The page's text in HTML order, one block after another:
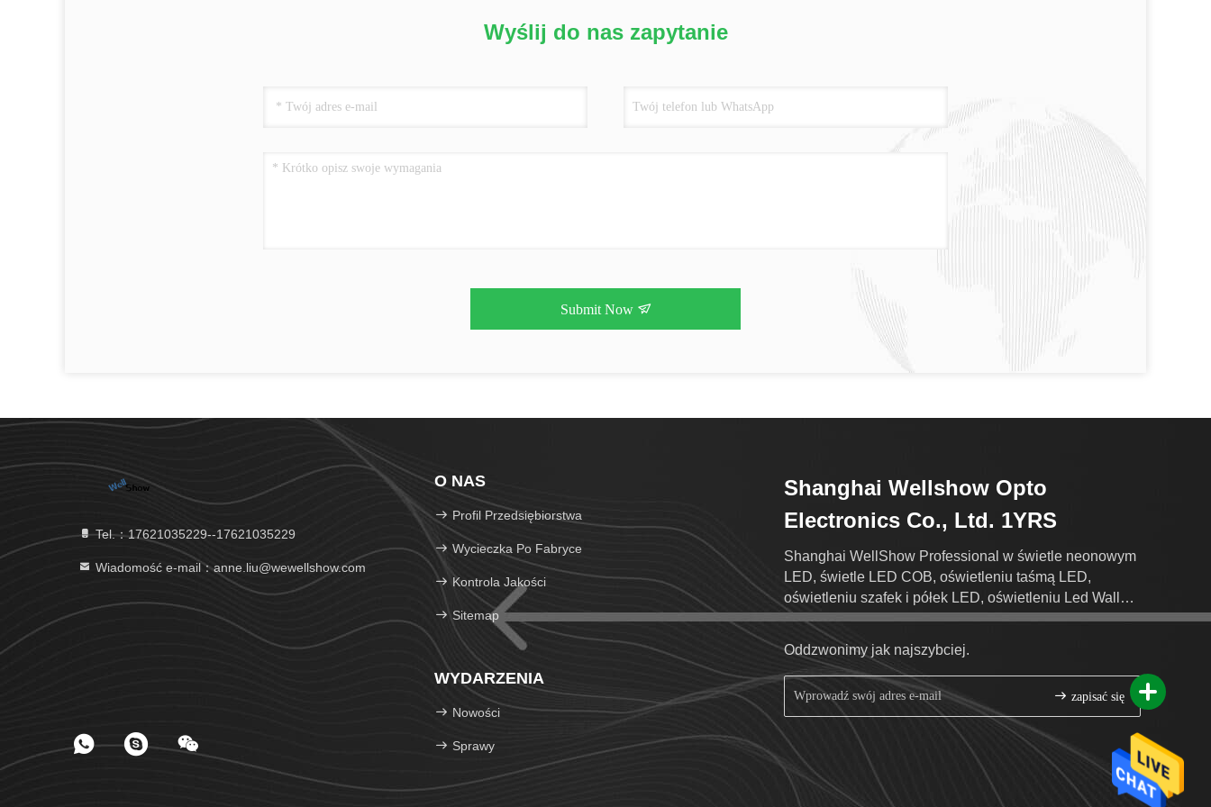
Wyślij do nas zapytanie
Submit Now
Tel.：17621035229--17621035229
Wiadomość e-mail：anne.liu@wewellshow.com
O NAS
Profil Przedsiębiorstwa
Wycieczka Po Fabryce
Kontrola Jakości
Sitemap
WYDARZENIA
Nowości
Sprawy
Shanghai Wellshow Opto
Electronics Co., Ltd. 1YRS
Shanghai WellShow Professional w świetle neonowym
LED, świetle LED COB, oświetleniu taśmą LED,
oświetleniu szafek i półek LED, oświetleniu Led Wall
Washer Lights Produkcja eksportowa.
Oddzwonimy jak najszybciej.
zapisać się